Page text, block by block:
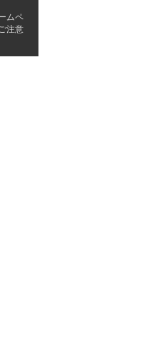
ムペ
注意